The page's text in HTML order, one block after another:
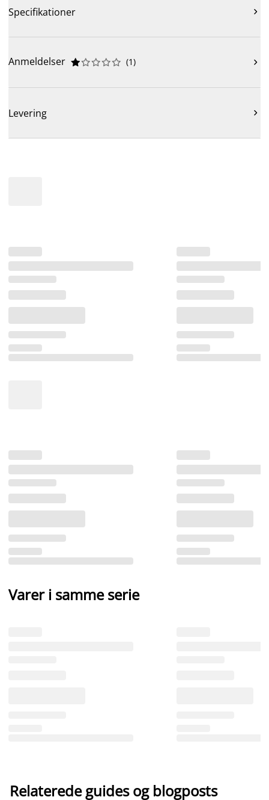
Specifikationer 
Anmeldelser 




 (1) 
Levering 
Varer i samme serie
Relaterede guides og blogposts